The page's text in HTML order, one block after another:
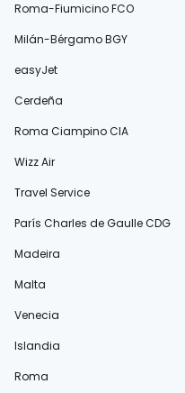
Roma-Fiumicino FCO
Milán-Bérgamo BGY
easyJet
Cerdeña
Roma Ciampino CIA
Wizz Air
Travel Service
París Charles de Gaulle CDG
Madeira
Malta
Venecia
Islandia
Roma